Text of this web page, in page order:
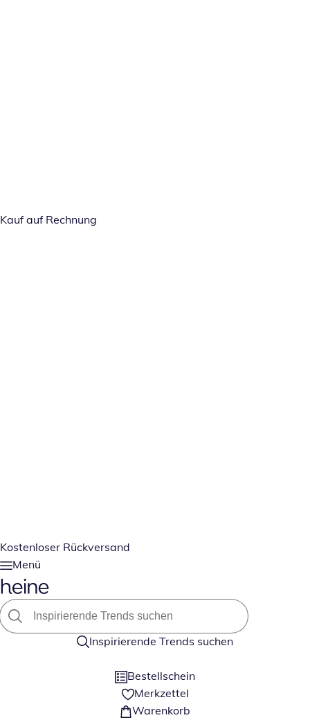
Kauf auf Rechnung
Kostenloser Rückversand
Menü
Inspirierende Trends suchen
Bestellschein
Merkzettel
Warenkorb